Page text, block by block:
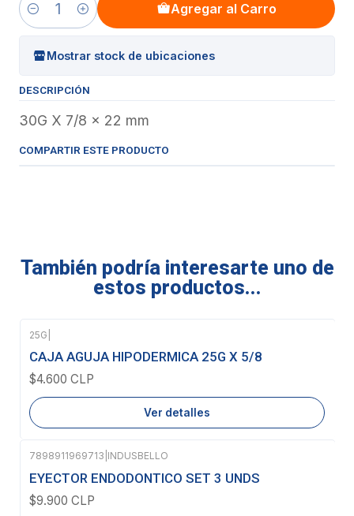
Cantidad
Agregar al Carro
Mostrar stock de ubicaciones
DESCRIPCIÓN
30G X 7/8 x 22 mm
COMPARTIR ESTE PRODUCTO
También podría interesarte uno de
estos productos...
Agotado
25G
CAJA AGUJA HIPODERMICA 25G X 5/8
$4.600 CLP
Ver detalles
7898911969713 INDUSBELLO
EYECTOR ENDODONTICO SET 3 UNDS
$9.900 CLP